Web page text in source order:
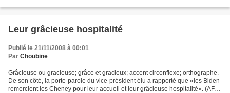
Leur grâcieuse hospitalité
Publié le 21/11/2008 à 00:01
Par Choubine
Grâcieuse ou gracieuse; grâce et gracieux; accent circonflexe; orthographe.
De son côté, la porte-parole du vice-président élu a rapporté que «les Biden
remercient les Cheney pour leur accueil et leur grâcieuse hospitalité». (AFP.)